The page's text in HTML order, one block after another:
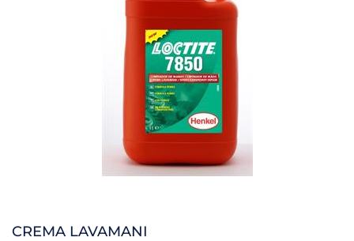
CREMA LAVAMANI